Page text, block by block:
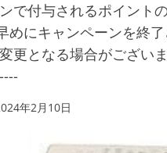
で付与されるポイント
にキャンペーンを終
更となる場合がござい
年2月10日